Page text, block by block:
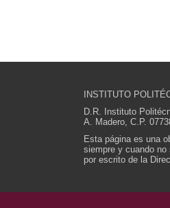
INSTITUTO
D.R. Instituto
A. Madero, C.P.
Esta página es una
siempre y cuando
por escrito de la